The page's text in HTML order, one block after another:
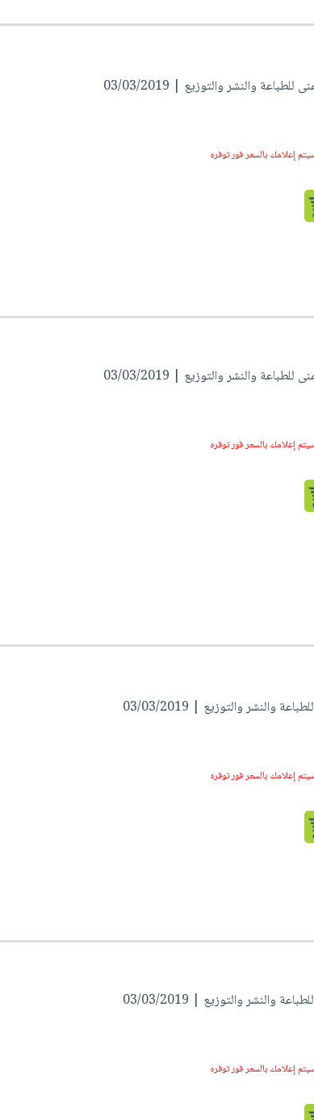
والنشر والتوزيع | 03/03/2019
إعلامك بالسعر فور توفره
والنشر والتوزيع | 03/03/2019
إعلامك بالسعر فور توفره
والنشر والتوزيع | 03/03/2019
إعلامك بالسعر فور توفره
والنشر والتوزيع | 03/03/2019
إعلامك بالسعر فور توفره